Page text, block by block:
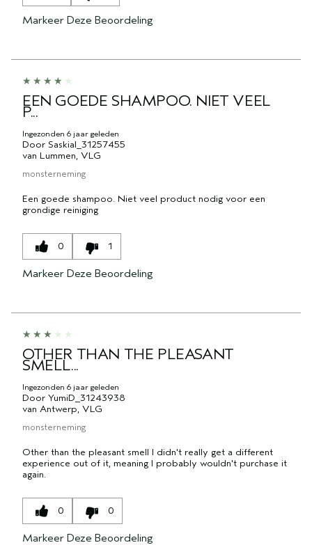
Markeer Deze Beoordeling
EEN GOEDE SHAMPOO. NIET VEEL
P...
Ingezonden 6 jaar geleden
Door SaskiaI_31257455
van Lummen, VLG
monsterneming
Een goede shampoo. Niet veel product nodig voor een
grondige reiniging
0 1
Markeer Deze Beoordeling
OTHER THAN THE PLEASANT
SMELL...
Ingezonden 6 jaar geleden
Door YumiD_31243938
van Antwerp, VLG
monsterneming
Other than the pleasant smell I didn't really get a different
experience out of it, meaning I probably wouldn't purchase it
again.
0 0
Markeer Deze Beoordeling